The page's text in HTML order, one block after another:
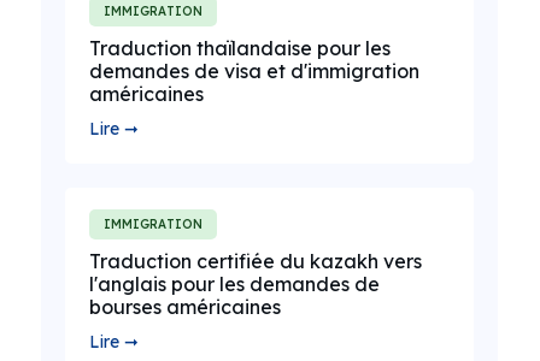
IMMIGRATION
Traduction thaïlandaise pour les
demandes de visa et d'immigration
américaines
Lire ➞
IMMIGRATION
Traduction certifiée du kazakh vers
l'anglais pour les demandes de
bourses américaines
Lire ➞